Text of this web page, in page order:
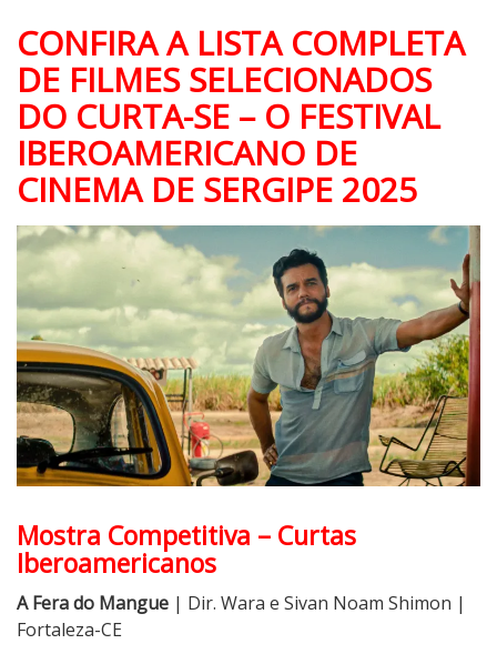
CONFIRA A LISTA COMPLETA
DE FILMES SELECIONADOS
DO CURTA-SE – O FESTIVAL
IBEROAMERICANO DE
CINEMA DE SERGIPE 2025
Mostra Competitiva – Curtas
Iberoamericanos
A Fera do Mangue | Dir. Wara e Sivan Noam Shimon |
Fortaleza-CE